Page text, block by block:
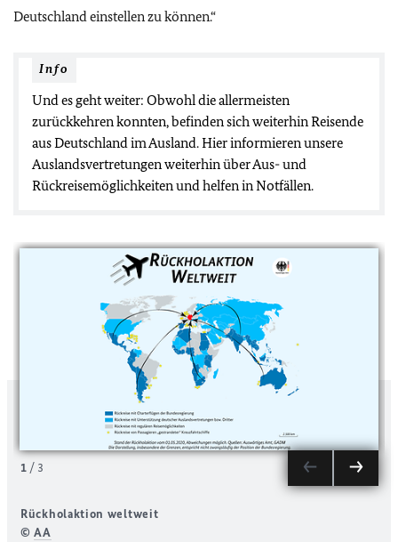
Deutschland einstellen zu können.“
Info
Und es geht weiter: Obwohl die allermeisten
zurückkehren konnten, befinden sich weiterhin Reisende
aus Deutschland im Ausland. Hier informieren unsere
Auslandsvertretungen weiterhin über Aus- und
Rückreisemöglichkeiten und helfen in Notfällen.
Rückholaktion weltweit
©AA
1 / 3